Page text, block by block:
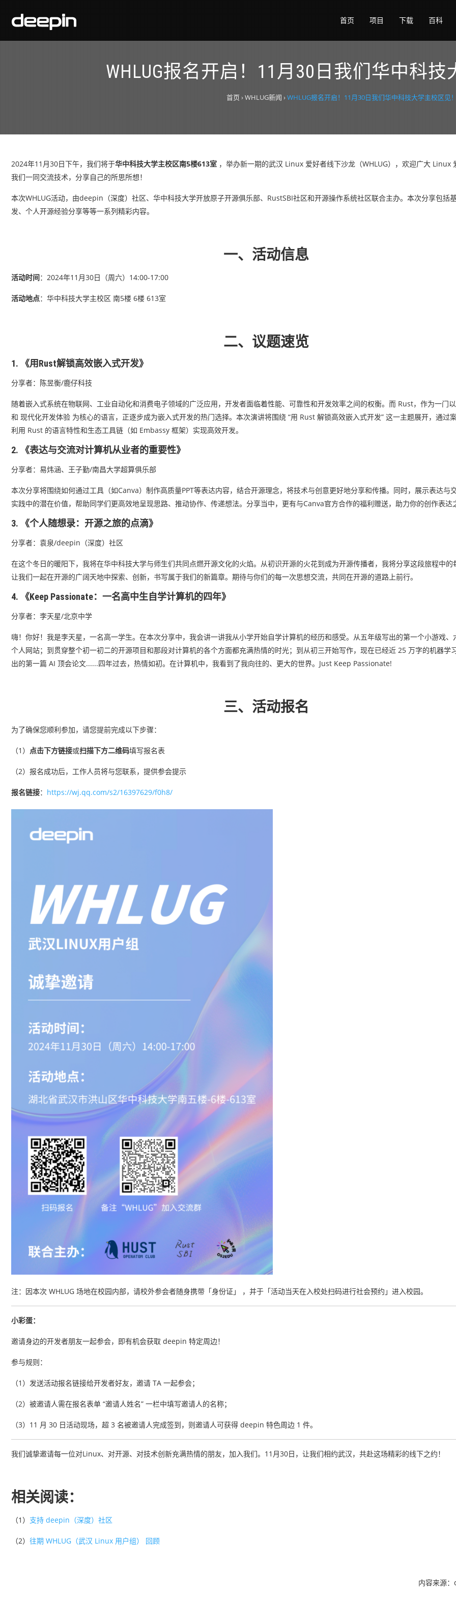
首页 项目 下载 百科
WHLUG报名开启！11月30日我们华中科
首页›WHLUG新闻 ›WHLUG报名开启！11月30日我们华中科技大学主校区见
2024年11月30日下午，我们将于华中科技大学主校区南5楼613室 ，举办新一期的武汉 Linux 爱好者线下沙龙（WHLUG），欢迎广大 Linux
我们一同交流技术，分享自己的所思所想！
本次WHLUG活动，由deepin（深度）社区、华中科技大学开放原子开源俱乐部、RustSBI社区和开源操作系统社区联合主办。本次分享包括
发、个人开源经验分享等等一系列精彩内容。
一、活动信息
活动时间：2024年11月30日（周六）14:00-17:00
活动地点：华中科技大学主校区 南5楼 6楼 613室
二、议题速览
1. 《用Rust解锁高效嵌入式开发》
分享者：陈昱衡/鹿仔科技
随着嵌入式系统在物联网、工业自动化和消费电子领域的广泛应用，开发者面临着性能、可靠性和开发效率之间的权衡。而 Rust，作为一门
和 现代化开发体验 为核心的语言，正逐步成为嵌入式开发的热门选择。本次演讲将围绕 “用 Rust 解锁高效嵌入式开发” 这一主题展开，通过
利用 Rust 的语言特性和生态工具链（如 Embassy 框架）实现高效开发。
2. 《表达与交流对计算机从业者的重要性》
分享者：易炜涵、王子勤/南昌大学超算俱乐部
本次分享将围绕如何通过工具（如Canva）制作高质量PPT等表达内容，结合开源理念，将技术与创意更好地分享和传播。同时，展示表达与
实践中的潜在价值，帮助同学们更高效地呈现思路、推动协作、传递想法。分享当中，更有与Canva官方合作的福利赠送，助力你的创作表达
3. 《个人随想录：开源之旅的点滴》
分享者：袁泉/deepin（深度）社区
在这个冬日的暖阳下，我将在华中科技大学与师生们共同点燃开源文化的火焰。从初识开源的火花到成为开源传播者，我将分享这段旅程中的
让我们一起在开源的广阔天地中探索、创新，书写属于我们的新篇章。期待与你们的每一次思想交流，共同在开源的道路上前行。
4. 《Keep Passionate：一名高中生自学计算机的四年》
分享者：李天星/北京中学
嗨！你好！我是李天星，一名高一学生。在本次分享中，我会讲一讲我从小学开始自学计算机的经历和感受。从五年级写出的第一个小游戏
个人网站；到贯穿整个初一初二的开源项目和那段对计算机的各个方面都充满热情的时光；到从初三开始写作，现在已经近 25 万字的机器学
出的第一篇 AI 顶会论文......四年过去，热情如初。在计算机中，我看到了我向往的、更大的世界。Just Keep Passionate!
三、活动报名
为了确保您顺利参加，请您提前完成以下步骤：
（1） 点击下方链接或扫描下方二维码填写报名表
（2）报名成功后，工作人员将与您联系，提供参会提示
报名链接： https://wj.qq.com/s2/16397629/f0h8/
注：因本次 WHLUG 场地在校园内部，请校外参会者随身携带「身份证」 ，并于「活动当天在入校处扫码进行社会预约」进入校园。
小彩蛋：
邀请身边的开发者朋友一起参会，即有机会获取 deepin 特定周边！
参与规则：
（1）发送活动报名链接给开发者好友，邀请 TA 一起参会；
（2）被邀请人需在报名表单 “邀请人姓名” 一栏中填写邀请人的名称；
（3）11 月 30 日活动现场，超 3 名被邀请人完成签到，则邀请人可获得 deepin 特色周边 1 件。
我们诚挚邀请每一位对Linux、对开源、对技术创新充满热情的朋友，加入我们。11月30日，让我们相约武汉，共赴这场精彩的线下之约！
相关阅读：
（1） 支持 deepin（深度）社区
（2） 往期 WHLUG（武汉 Linux 用户组） 回顾
内容来源